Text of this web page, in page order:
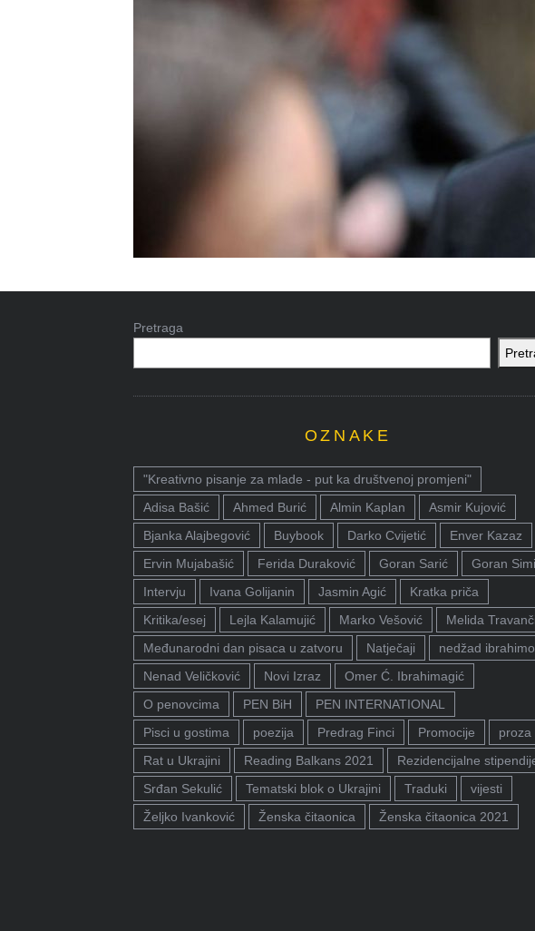
Pretraga
OZNAKE
"Kreativno pisanje za mlade - put ka društvenoj promjeni"
Adisa Bašić
Ahmed Burić Almin Kaplan
Asmir Kujović
Bjanka Alajbegović
Buybook Darko Cvijetić
Enver Kazaz
Ervin Mujabašić
Ferida Duraković Goran Sarić
Goran
Intervju
Ivana Golijanin Jasmin Agić
Kratka priča
Kritika/esej
Lejla Kalamujić Marko Vešović
Melida
Međunarodni dan pisaca u zatvoru
Natječaji
nedžad
Nenad Veličković
Novi Izraz
Omer Ć. Ibrahimagić
O penovcima
PEN BiH
PEN INTERNATIONAL
Pisci u gostima
poezija Predrag Finci Promocije
proza
Rat u Ukrajini
Reading Balkans 2021
Rezidencijalne
Srđan Sekulić
Tematski blok o Ukrajini Traduki
vijesti
Željko Ivanković
Ženska čitaonica Ženska čitaonica 2021